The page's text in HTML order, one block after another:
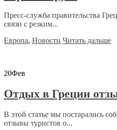
Пресс-служба правительства
связи с резким...
Европа, Новости Читать дальше
20Фев
Отдых в Греции
В этой статье мы постарались
отзывы туристов о...